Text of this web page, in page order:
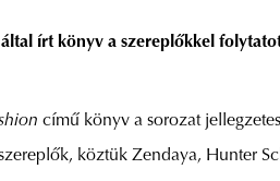
írt könyv a szereplőkkel
című könyv a sorozat
köztük Zendaya, Hunter